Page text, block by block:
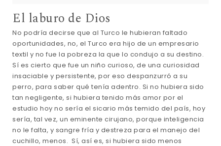
El laburo de Dios
No podría decirse que al Turco le hubieran faltado
oportunidades, no, el Turco era hijo de un empresario
textil y no fue la pobreza la que lo condujo a su destino.
Sí es cierto que fue un niño curioso, de una curiosidad
insaciable y persistente, por eso despanzurró a su
perro, para saber qué tenía adentro. Si no hubiera sido
tan negligente, si hubiera tenido más amor por el
estudio hoy no sería el sicario más temido del país, hoy
sería, tal vez, un eminente cirujano, porque inteligencia
no le falta, y sangre fría y destreza para el manejo del
cuchillo, menos. Sí, así es, si hubiera sido menos